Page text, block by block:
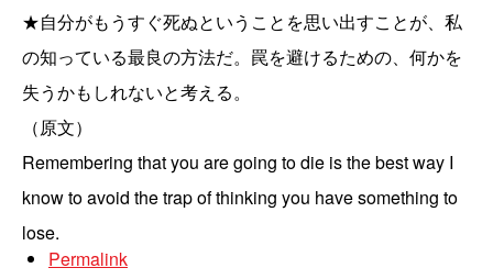
★自分がもうすぐ死ぬということを思い出すことが、私
の知っている最良の方法だ。罠を避けるための、何かを
失うかもしれないと考える。
（原文）
Remembering that you are going to die is the best way I
know to avoid the trap of thinking you have something to
lose.
Permalink